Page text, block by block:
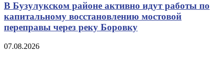
В Бузулукском районе активно идут работы по
капитальному восстановлению мостовой
переправы через реку Боровку
07.08.2026